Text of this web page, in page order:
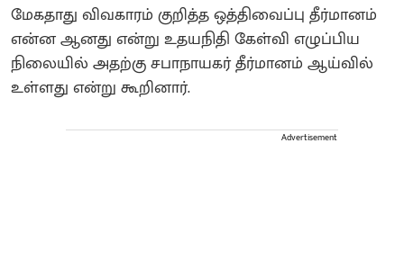
மேகதாது விவகாரம் குறித்த ஒத்திவைப்பு தீர்மானம்
என்ன ஆனது என்று உதயநிதி கேள்வி எழுப்பிய
நிலையில் அதற்கு சபாநாயகர் தீர்மானம் ஆய்வில்
உள்ளது என்று கூறினார்.
Advertisement